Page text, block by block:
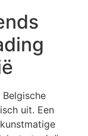
uit. Een